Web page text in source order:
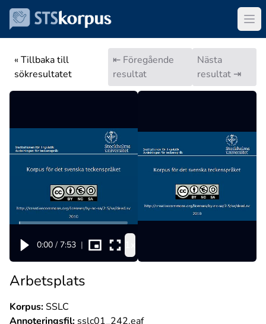
« Tillbaka till
sökresultatet
⇤ Föregående
resultat
Nästa
resultat ⇥
0:00 / 7:53 |
Arbetsplats
Korpus:SSLC
Annoteringsfil: sslc01_242.eaf